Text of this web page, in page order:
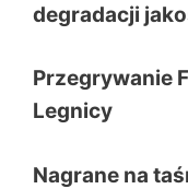
degradacji
Przegrywanie
Legnicy
Nagrane na